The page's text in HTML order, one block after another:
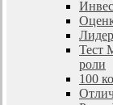
Тест
роли
100